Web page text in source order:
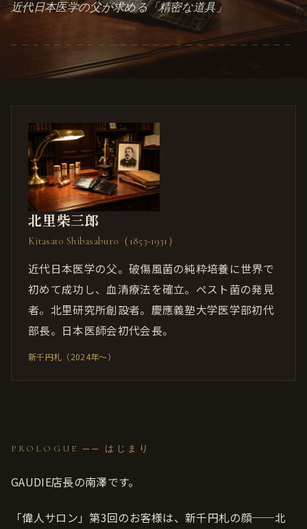
近代日本医学の父が求める「精密な道具」
北里柴三郎
Kitasato Shibasaburo（1853-1931）
近代日本医学の父。破傷風菌の純粋培養に世界で
初めて成功し、血清療法を確立。ペスト菌の発見
者。北里研究所創設者。慶應義塾大学医学部初代
部長。日本医師会初代会長。
新千円札（2024年〜）
PROLOGUE ── はじまり
GAUDIE店長の南澤です。
「偉人サロン」第3回のお客様は、新千円札の顔──北